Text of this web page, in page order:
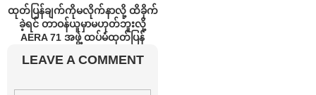
ထုတ်ပြန်ချက်ကိုမလိုက်နာလို့ ထိခိုက်
ခဲ့ရင် တာဝန်ယူမှာမဟုတ်ဘူးလို့
AERA 71 အဖွဲ့ ထပ်မံထုတ်ပြန်
LEAVE A COMMENT